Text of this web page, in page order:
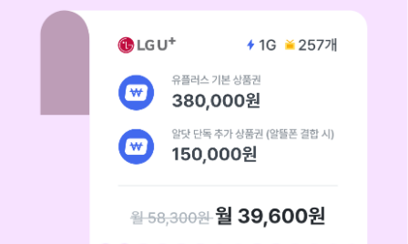
인터넷 요금제 알아보기 알뜰폰 결합 할인이 적용된 금액입니다.